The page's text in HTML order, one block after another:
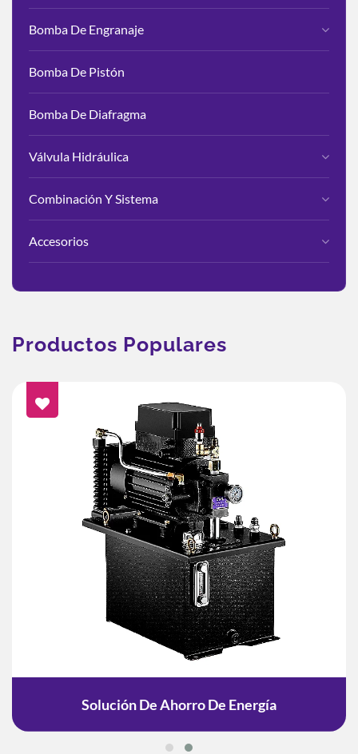
Bomba De Engranaje
Bomba De Pistón
Bomba De Diafragma
Válvula Hidráulica
Combinación Y Sistema
Accesorios
Productos Populares
Solución De Ahorro De Energía